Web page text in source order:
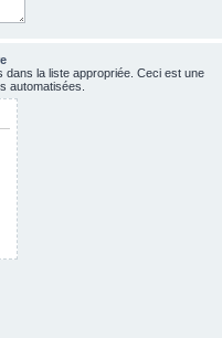
la liste appropriée. Ceci est une
automatisées.